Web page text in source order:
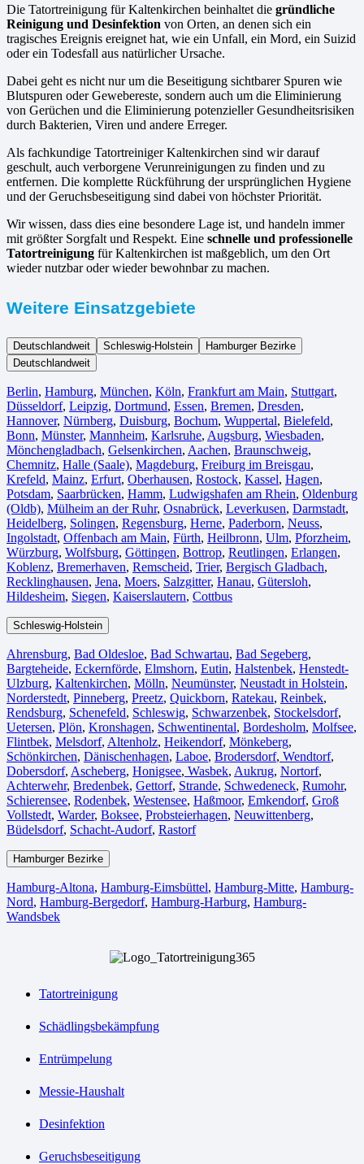
Die Tatortreinigung für Kaltenkirchen beinhaltet die gründliche
Reinigung und Desinfektion von Orten, an denen sich ein
tragisches Ereignis ereignet hat, wie ein Unfall, ein Mord, ein Suizid
oder ein Todesfall aus natürlicher Ursache.
Dabei geht es nicht nur um die Beseitigung sichtbarer Spuren wie
Blutspuren oder Gewebereste, sondern auch um die Eliminierung
von Gerüchen und die Eliminierung potenzieller Gesundheitsrisiken
durch Bakterien, Viren und andere Erreger.
Als fachkundige Tatortreiniger Kaltenkirchen sind wir darauf
geschult, auch verborgene Verunreinigungen zu finden und zu
entfernen. Die komplette Rückführung der ursprünglichen Hygiene
und der Geruchsbeseitigung sind dabei von höchster Priorität.
Wir wissen, dass dies eine besondere Lage ist, und handeln immer
mit größter Sorgfalt und Respekt. Eine schnelle und professionelle
Tatortreinigung für Kaltenkirchen ist maßgeblich, um den Ort
wieder nutzbar oder wieder bewohnbar zu machen.
Weitere Einsatzgebiete
Deutschlandweit Schleswig-Holstein
Hamburger Bezirke
Deutschlandweit
Berlin⁠, Hamburg, München, Köln⁠, Frankfurt am Main, Stuttgart,
Düsseldorf, Leipzig, Dortmund, Essen, Bremen, Dresden,
Hannover, Nürnberg, Duisburg⁠, Bochum, Wuppertal⁠, Bielefeld⁠,
Bonn⁠, Münster⁠, Mannheim, Karlsruhe, Augsburg, Wiesbaden⁠,
Mönchengladbach⁠, Gelsenkirchen⁠, Aachen⁠, Braunschweig,
Chemnitz⁠, Halle (Saale)⁠, Magdeburg, Freiburg im Breisgau⁠,
Krefeld⁠, Mainz⁠, Erfurt, Oberhausen⁠, Rostock⁠, Kassel⁠, Hagen,
Potsdam, Saarbrücken⁠, Hamm, Ludwigshafen am Rhein⁠, Oldenburg
(Oldb), Mülheim an der Ruhr, Osnabrück⁠, Leverkusen, Darmstadt⁠,
Heidelberg, Solingen, Regensburg, Herne⁠, Paderborn, Neuss,
Ingolstadt, Offenbach am Main, Fürth⁠, Heilbronn, Ulm⁠, Pforzheim,
Würzburg, Wolfsburg⁠, Göttingen, Bottrop, Reutlingen, Erlangen⁠,
Koblenz, Bremerhaven⁠, Remscheid, Trier⁠, Bergisch Gladbach,
Recklinghausen, Jena⁠, Moers⁠, Salzgitter⁠, Hanau, Gütersloh,
Hildesheim⁠, Siegen⁠, Kaiserslautern⁠, Cottbus⁠
Schleswig-Holstein
Ahrensburg, Bad Oldesloe, Bad Schwartau, Bad Segeberg,
Bargteheide, Eckernförde, Elmshorn, Eutin, Halstenbek, Henstedt-
Ulzburg, Kaltenkirchen, Mölln, Neumünster, Neustadt in Holstein,
Norderstedt, Pinneberg, Preetz, Quickborn, Ratekau, Reinbek,
Rendsburg, Schenefeld, Schleswig, Schwarzenbek, Stockelsdorf,
Uetersen, Plön, Kronshagen, Schwentinental, Bordesholm, Molfsee,
Flintbek, Melsdorf, Altenholz, Heikendorf, Mönkeberg,
Schönkirchen, Dänischenhagen, Laboe, Brodersdorf, Wendtorf,
Dobersdorf, Ascheberg, Honigsee, Wasbek, Aukrug, Nortorf,
Achterwehr, Bredenbek, Gettorf, Strande, Schwedeneck, Rumohr,
Schierensee, Rodenbek, Westensee, Haßmoor, Emkendorf, Groß
Vollstedt, Warder, Boksee, Probsteierhagen, Neuwittenberg,
Büdelsdorf, Schacht-Audorf, Rastorf
Hamburger Bezirke
Hamburg-Altona, Hamburg-Eimsbüttel, Hamburg-Mitte, Hamburg-
Nord, Hamburg-Bergedorf, Hamburg-Harburg, Hamburg-
Wandsbek
Tatortreinigung
Schädlingsbekämpfung
Entrümpelung
Messie-Haushalt
Desinfektion
Geruchsbeseitigung